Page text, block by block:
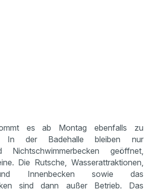
es ab Montag ebenfalls zu
In der Badehalle bleiben nur
Nichtschwimmerbecken geöffnet,
Die Rutsche, Wasserattraktionen,
Innenbecken sowie das
sind dann außer Betrieb. Das